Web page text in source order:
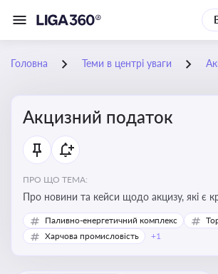
Головна Теми в центрі уваги
Акцизний податок
ПРО ЩО ТЕМА:
Про новини та кейси щодо акцизу, які є
важливим для підприємств, які
виробляють або реалізують підакцизну
Паливно-енергетичний комплекс
Харчова промисловість
+1